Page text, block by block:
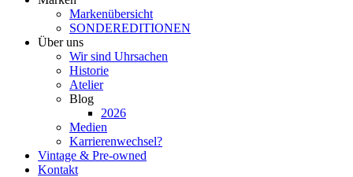
Markenübersicht
SONDEREDITIONEN
Über uns
Wir sind Uhrsachen
Historie
Atelier
Blog
2026
Medien
Karrierenwechsel?
Vintage & Pre-owned
Kontakt